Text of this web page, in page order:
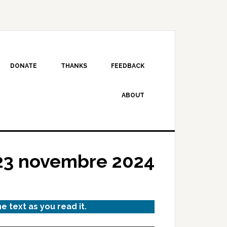
DONATE THANKS FEEDBACK
ABOUT
novembre 2024
text as you read it.